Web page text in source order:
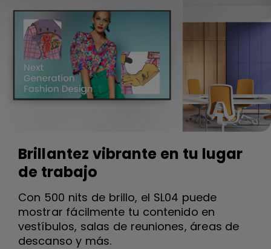
Brillantez vibrante en tu lugar
de trabajo
Con 500 nits de brillo, el SL04 puede
mostrar fácilmente tu contenido en
vestíbulos, salas de reuniones, áreas de
descanso y más.